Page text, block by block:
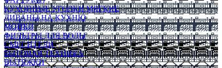
КУХОННЫЕ УГОЛКИ МЯГКИЕ
ДИВАНЫ НА КУХНЮ
МОЙКИ
ФИЛЬТРЫ ДЛЯ ВОДЫ
СМЕСИТЕЛИ
БЫТОВАЯ ТЕХНИКА
ВЫТЯЖКИ